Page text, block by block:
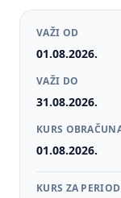
VAŽI OD
01.08.2026.
VAŽI DO
31.08.2026.
KURS
01.08.2026.
KURS ZA